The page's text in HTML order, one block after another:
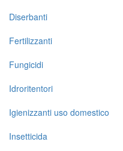
Diserbanti
Fertilizzanti
Fungicidi
Idroritentori
Igienizzanti uso domestico
Insetticida